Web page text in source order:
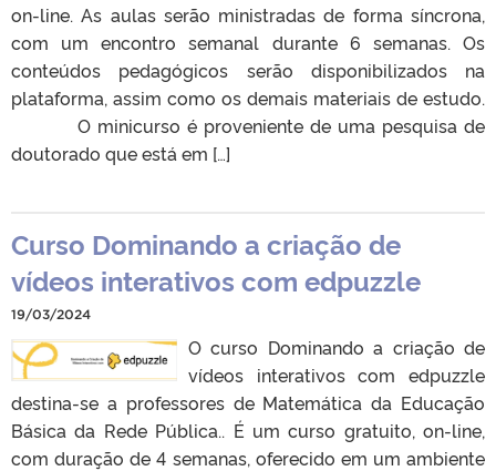
on-line. As aulas serão ministradas de forma síncrona,
com um encontro semanal durante 6 semanas. Os
conteúdos pedagógicos serão disponibilizados na
plataforma, assim como os demais materiais de estudo.
O minicurso é proveniente de uma pesquisa de
doutorado que está em […]
Curso Dominando a criação de
vídeos interativos com edpuzzle
19/03/2024
O curso Dominando a criação de
vídeos interativos com edpuzzle
destina-se a professores de Matemática da Educação
Básica da Rede Pública.. É um curso gratuito, on-line,
com duração de 4 semanas, oferecido em um ambiente